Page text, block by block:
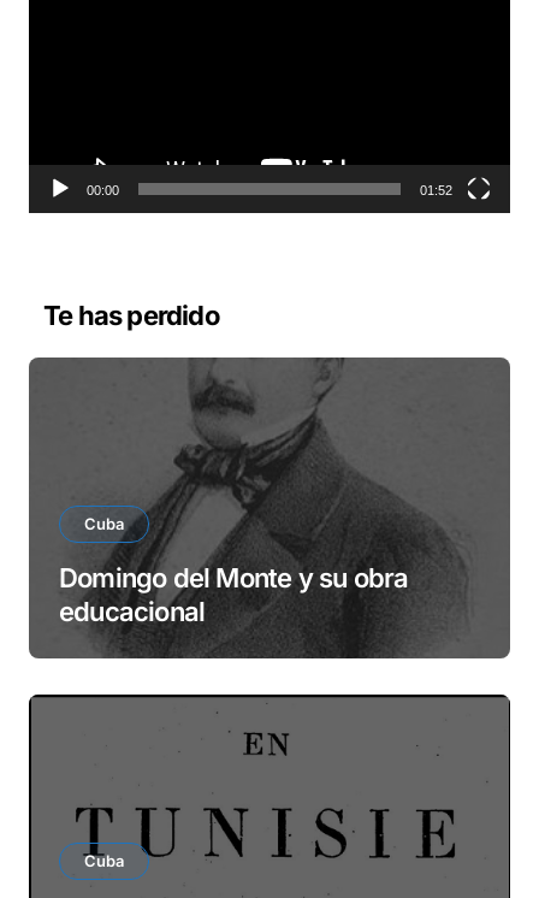
t
r
d
00:00 01:52
Te has perdido
Cuba
Domingo del Monte y su obra
educacional
Cuba